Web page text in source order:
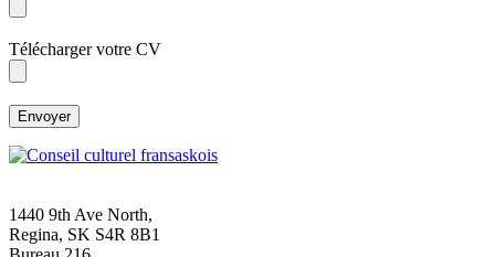
Télécharger votre CV
1440 9th Ave North,
Regina, SK S4R 8B1